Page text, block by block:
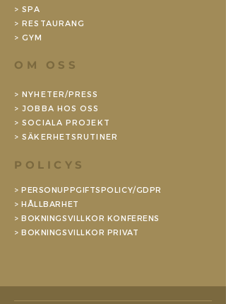
> SPA
> RESTAURANG
>GYM
OM OSS
>NYHETER/PRESS
> JOBBA HOS OSS
>SOCIALA PROJEKT
>SÄKERHETSRUTINER
POLICYS
>PERSONUPPGIFTSPOLICY/GDPR
> HÅLLBARHET
> BOKNINGSVILLKOR KONFERENS
>BOKNINGSVILLKOR PRIVAT